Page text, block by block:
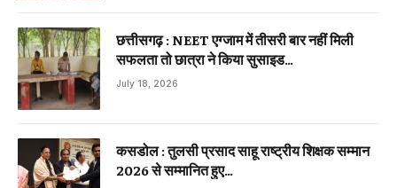
छत्तीसगढ़ : NEET एग्जाम में तीसरी बार नहीं मिली
सफलता तो छात्रा ने किया सुसाइड…
July 18, 2026
कसडोल : तुलसी प्रसाद साहू राष्ट्रीय शिक्षक सम्मान
2026 से सम्मानित हुए…